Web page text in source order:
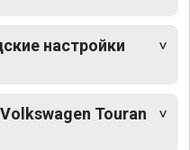
настройки
Touran